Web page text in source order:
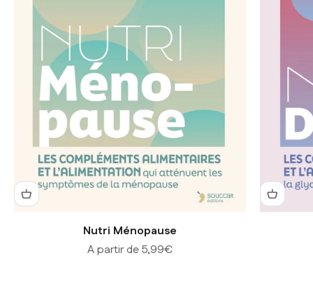
Nutri Ménopause
Prix de vente
A partir de 5,99€